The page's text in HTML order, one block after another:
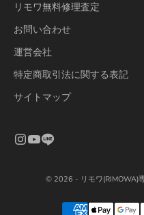
リモワ無料修理査定
お問い合わせ
運営会社
特定商取引法に関する表記
サイトマップ
© 2026 - リモワ(RIMOWA)